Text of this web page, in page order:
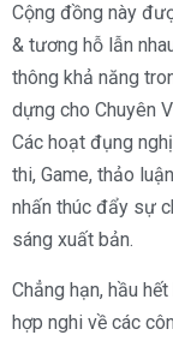
Cộng đồng này
& tương hỗ lẫn
thông khả năng
dựng cho Chuyên
Các hoạt đụng
thi, Game, thảo
nhấn thúc đẩy sự
sáng xuất bản.
Chẳng hạn, hầu
hợp nghi về các